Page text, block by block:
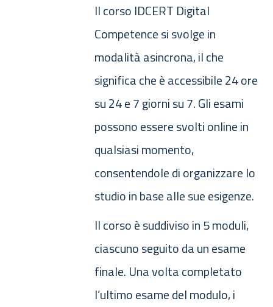
Il corso IDCERT Digital
Competence si svolge in
modalità asincrona, il che
significa che è accessibile 24 ore
su 24 e 7 giorni su 7. Gli esami
possono essere svolti online in
qualsiasi momento,
consentendole di organizzare lo
studio in base alle sue esigenze.
Il corso è suddiviso in 5 moduli,
ciascuno seguito da un esame
finale. Una volta completato
l’ultimo esame del modulo, i